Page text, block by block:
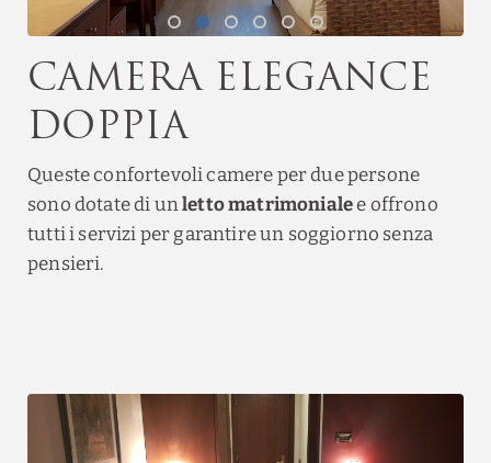
Camera Elegance
doppia
Queste confortevoli camere per due persone
sono dotate di unletto matrimonialee offrono
tutti i servizi per garantire un soggiorno senza
pensieri.